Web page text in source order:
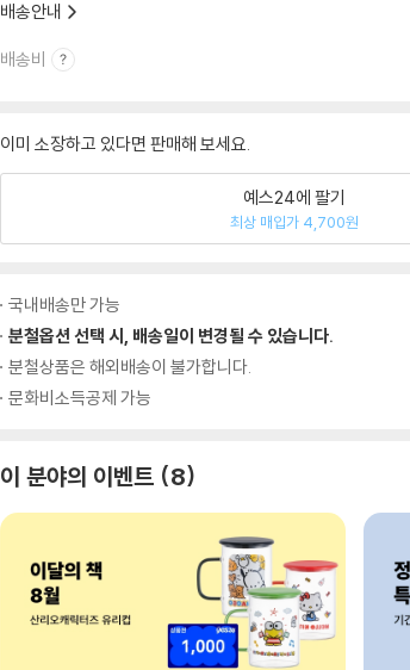
배송안내
배송비
이미 소장하고 있다면 판매해 보세요.
예스24에 팔기
최상 매입가 4,700원
국내배송만 가능
분철옵션 선택 시, 배송일이 변경될 수 있습니다.
분철상품은 해외배송이 불가합니다.
문화비소득공제 가능
이 분야의 이벤트 8